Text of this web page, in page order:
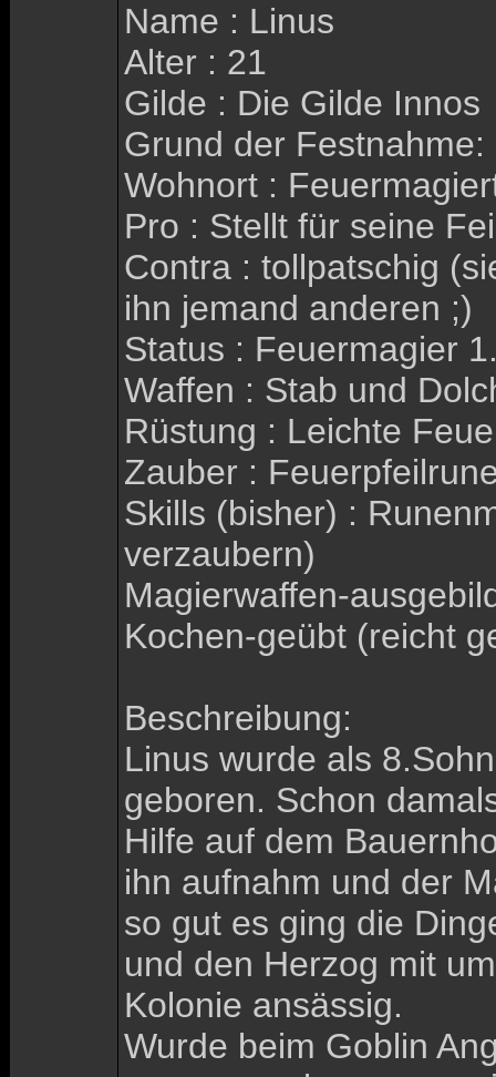
Name : Linus
Alter : 21
Gilde : Die Gilde Innos
Grund der
Wohnort :
Pro : Stellt für seine
Contra : tollpatschig
ihn jemand anderen ;)
Status : Feuermagier
Waffen : Stab und
Rüstung : Leichte
Zauber :
Skills (bisher) :
verzaubern)
Magierwaffen-
Kochen-geübt (reicht
Beschreibung:
Linus wurde als
geboren. Schon
Hilfe auf dem
ihn aufnahm und der
so gut es ging die
und den Herzog mit
Kolonie ansässig.
Wurde beim Goblin